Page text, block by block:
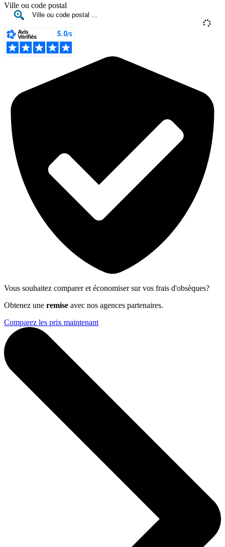
Ville ou code postal
Vous souhaitez comparer et économiser sur vos frais d'obsèques?
Obtenez une remise avec nos agences partenaires.
Comparez les prix maintenant